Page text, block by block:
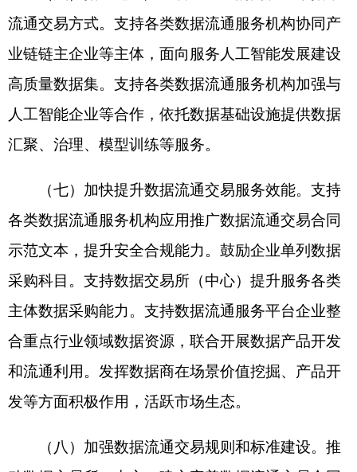
的数据基础设施建设予以支持。鼓励各类数据流通
服务机构充分依托数据基础设施开展数据流通交
易。引导各类数据流通服务机构加强交易凭证、身
份认证等互认互通，促进数据跨主体、跨行业、跨
领域融合利用。
数据流通服务机构利用好自由贸易试验区、自由贸
易港等先行先试政策，探索数据跨境合规咨询、数
据托管等新型业务模式，推进数据高效便利安全跨
境流动。
（十一）强化第三方专业服务机构支撑。支持
第三方专业服务机构加强与数据流通服务机构协
同，积极拓展合规审计、质量评价、数据安全、数
务，更好支撑数据流通交易。
四、强化实施保障